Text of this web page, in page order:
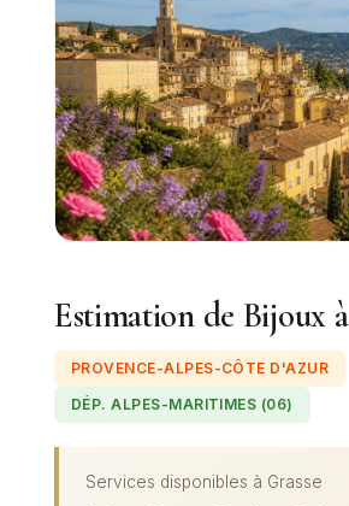
Estimation de Bijoux
PROVENCE-ALPES-CÔTE D'AZUR
DÉP. ALPES-MARITIMES (06)
Services disponibles à Grasse